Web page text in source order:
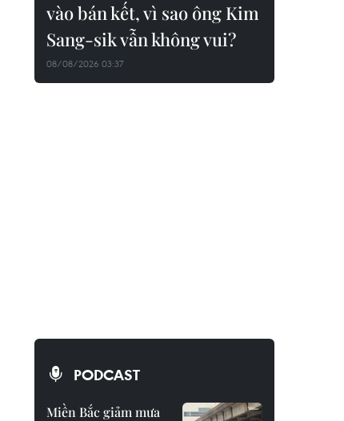
vào bán kết, vì sao ông Kim
Sang-sik vẫn không vui?
08/08/2026 03:37
PODCAST
Miền Bắc giảm mưa